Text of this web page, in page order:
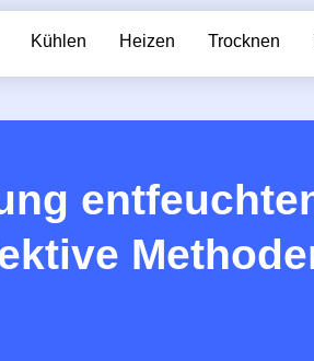
Kühlen Heizen Trocknen